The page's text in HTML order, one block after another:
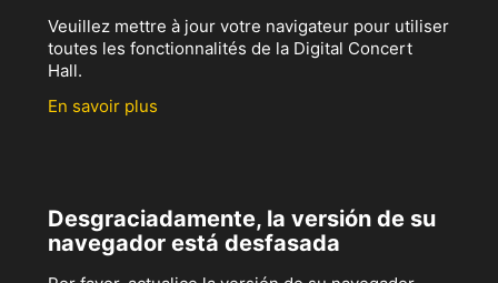
Veuillez mettre à jour votre navigateur pour utiliser
toutes les fonctionnalités de la Digital Concert
Hall.
En savoir plus
Desgraciadamente, la versión de su
navegador está desfasada